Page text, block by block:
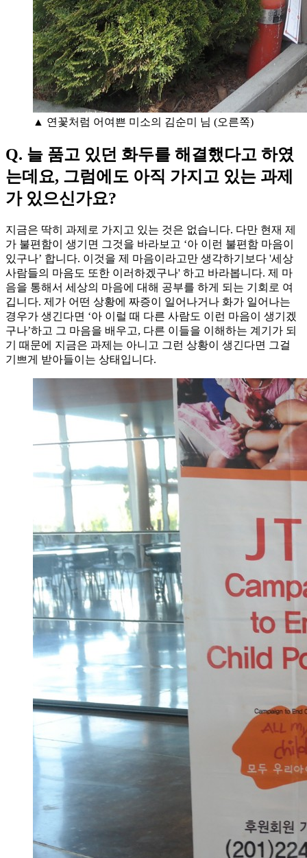
▲ 연꽃처럼 어여쁜 미소의 김순미 님 (오른쪽)
Q. 늘 품고 있던 화두를 해결했다고 하였
는데요, 그럼에도 아직 가지고 있는 과제
가 있으신가요?
지금은 딱히 과제로 가지고 있는 것은 없습니다. 다만 현재 제
가 불편함이 생기면 그것을 바라보고 ‘아 이런 불편함 마음이
있구나’ 합니다. 이것을 제 마음이라고만 생각하기보다 '세상
사람들의 마음도 또한 이러하겠구나' 하고 바라봅니다. 제 마
음을 통해서 세상의 마음에 대해 공부를 하게 되는 기회로 여
깁니다. 제가 어떤 상황에 짜증이 일어나거나 화가 일어나는
경우가 생긴다면 ‘아 이럴 때 다른 사람도 이런 마음이 생기겠
구나’하고 그 마음을 배우고, 다른 이들을 이해하는 계기가 되
기 때문에 지금은 과제는 아니고 그런 상황이 생긴다면 그걸
기쁘게 받아들이는 상태입니다.